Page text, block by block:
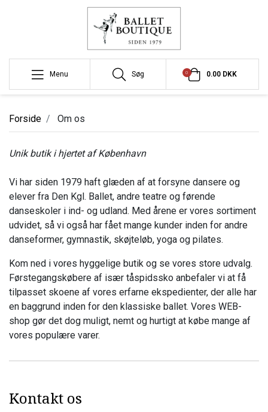
Menu Søg 0 0.00 DKK
Forside Om os
Unik butik i hjertet af København
Vi har siden 1979 haft glæden af at forsyne dansere og
elever fra Den Kgl. Ballet, andre teatre og førende
danseskoler i ind- og udland. Med årene er vores sortiment
udvidet, så vi også har fået mange kunder inden for andre
danseformer, gymnastik, skøjteløb, yoga og pilates.
Kom ned i vores hyggelige butik og se vores store udvalg.
Førstegangskøbere af især tåspidssko anbefaler vi at få
tilpasset skoene af vores erfarne ekspedienter, der alle har
en baggrund inden for den klassiske ballet. Vores WEB-
shop gør det dog muligt, nemt og hurtigt at købe mange af
vores populære varer.
Kontakt os